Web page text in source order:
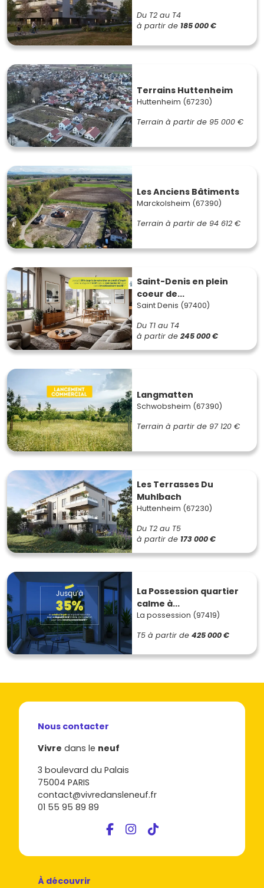
Du T2 au T4
à partir de 185 000 €
Terrains Huttenheim
Huttenheim (67230)
Terrain à partir de 95 000 €
Les Anciens Bâtiments
Marckolsheim (67390)
Terrain à partir de 94 612 €
Saint-Denis en plein
coeur de...
Saint Denis (97400)
Du T1 au T4
à partir de 245 000 €
Langmatten
Schwobsheim (67390)
Terrain à partir de 97 120 €
Les Terrasses Du
Muhlbach
Huttenheim (67230)
Du T2 au T5
à partir de 173 000 €
La Possession quartier
calme à...
La possession (97419)
T5 à partir de 425 000 €
Nous contacter
Vivre dans le neuf
3 boulevard du Palais
75004 PARIS
contact@vivredansleneuf.fr
01 55 95 89 89
À découvrir